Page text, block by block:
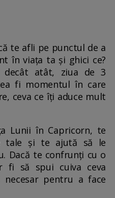
te afli pe punctul de a
în viața ta și ghici ce?
atât, ziua de 3
fi momentul în care
ceva ce îți aduce mult
Lunii în Capricorn, te
tale și te ajută să le
Dacă te confrunți cu o
fi să spui cuiva ceva
necesar pentru a face